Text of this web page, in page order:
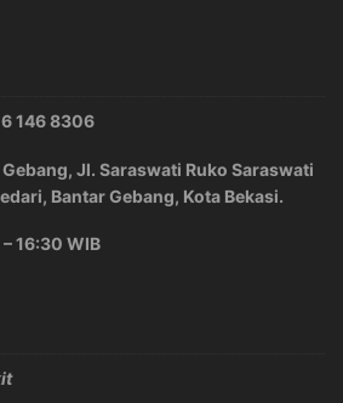
146 8306
Jl. Saraswati Ruko Saraswati
Bantar Gebang, Kota Bekasi.
16:30 WIB